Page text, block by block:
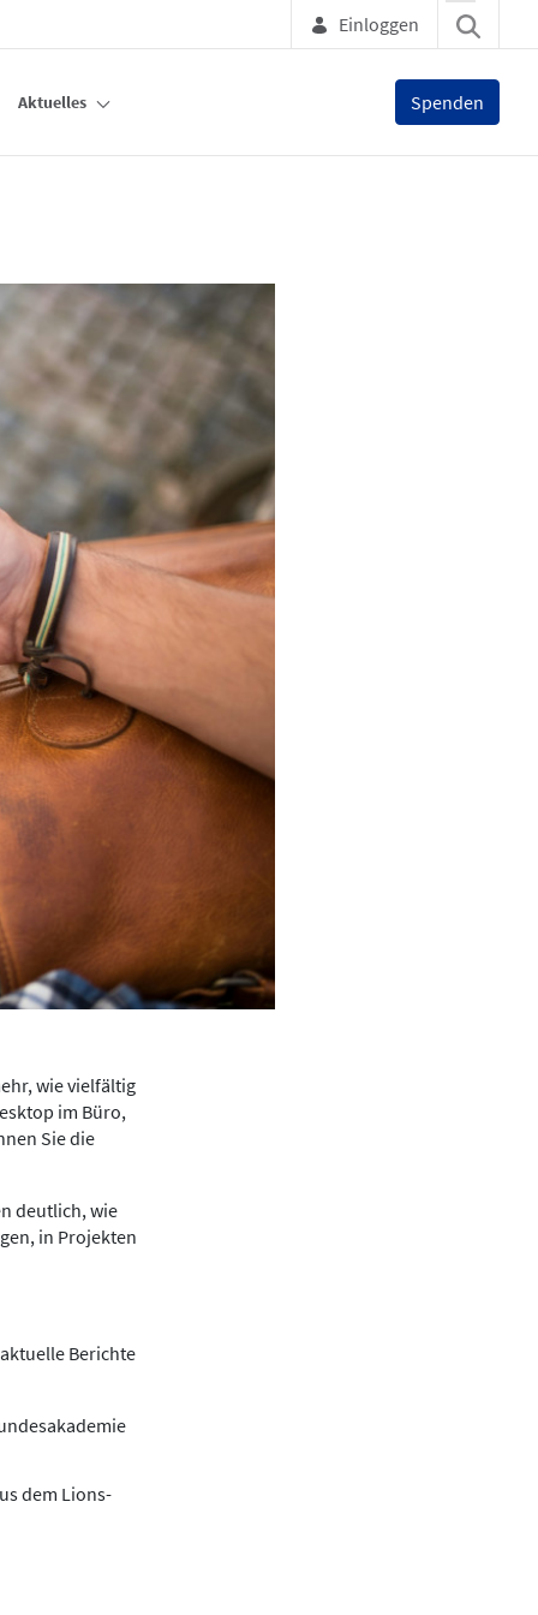
Einloggen
Aktuelles Spenden
wie vielfältig
im Büro,
Sie die
deutlich, wie
in Projekten
Berichte
dem Lions-